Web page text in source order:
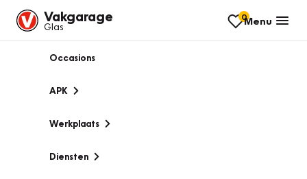
Vakgarage
Glas
0Menu
Occasions
APK
Werkplaats
Diensten